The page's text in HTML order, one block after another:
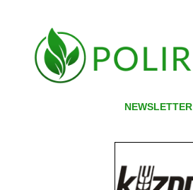
NEWSLETTER